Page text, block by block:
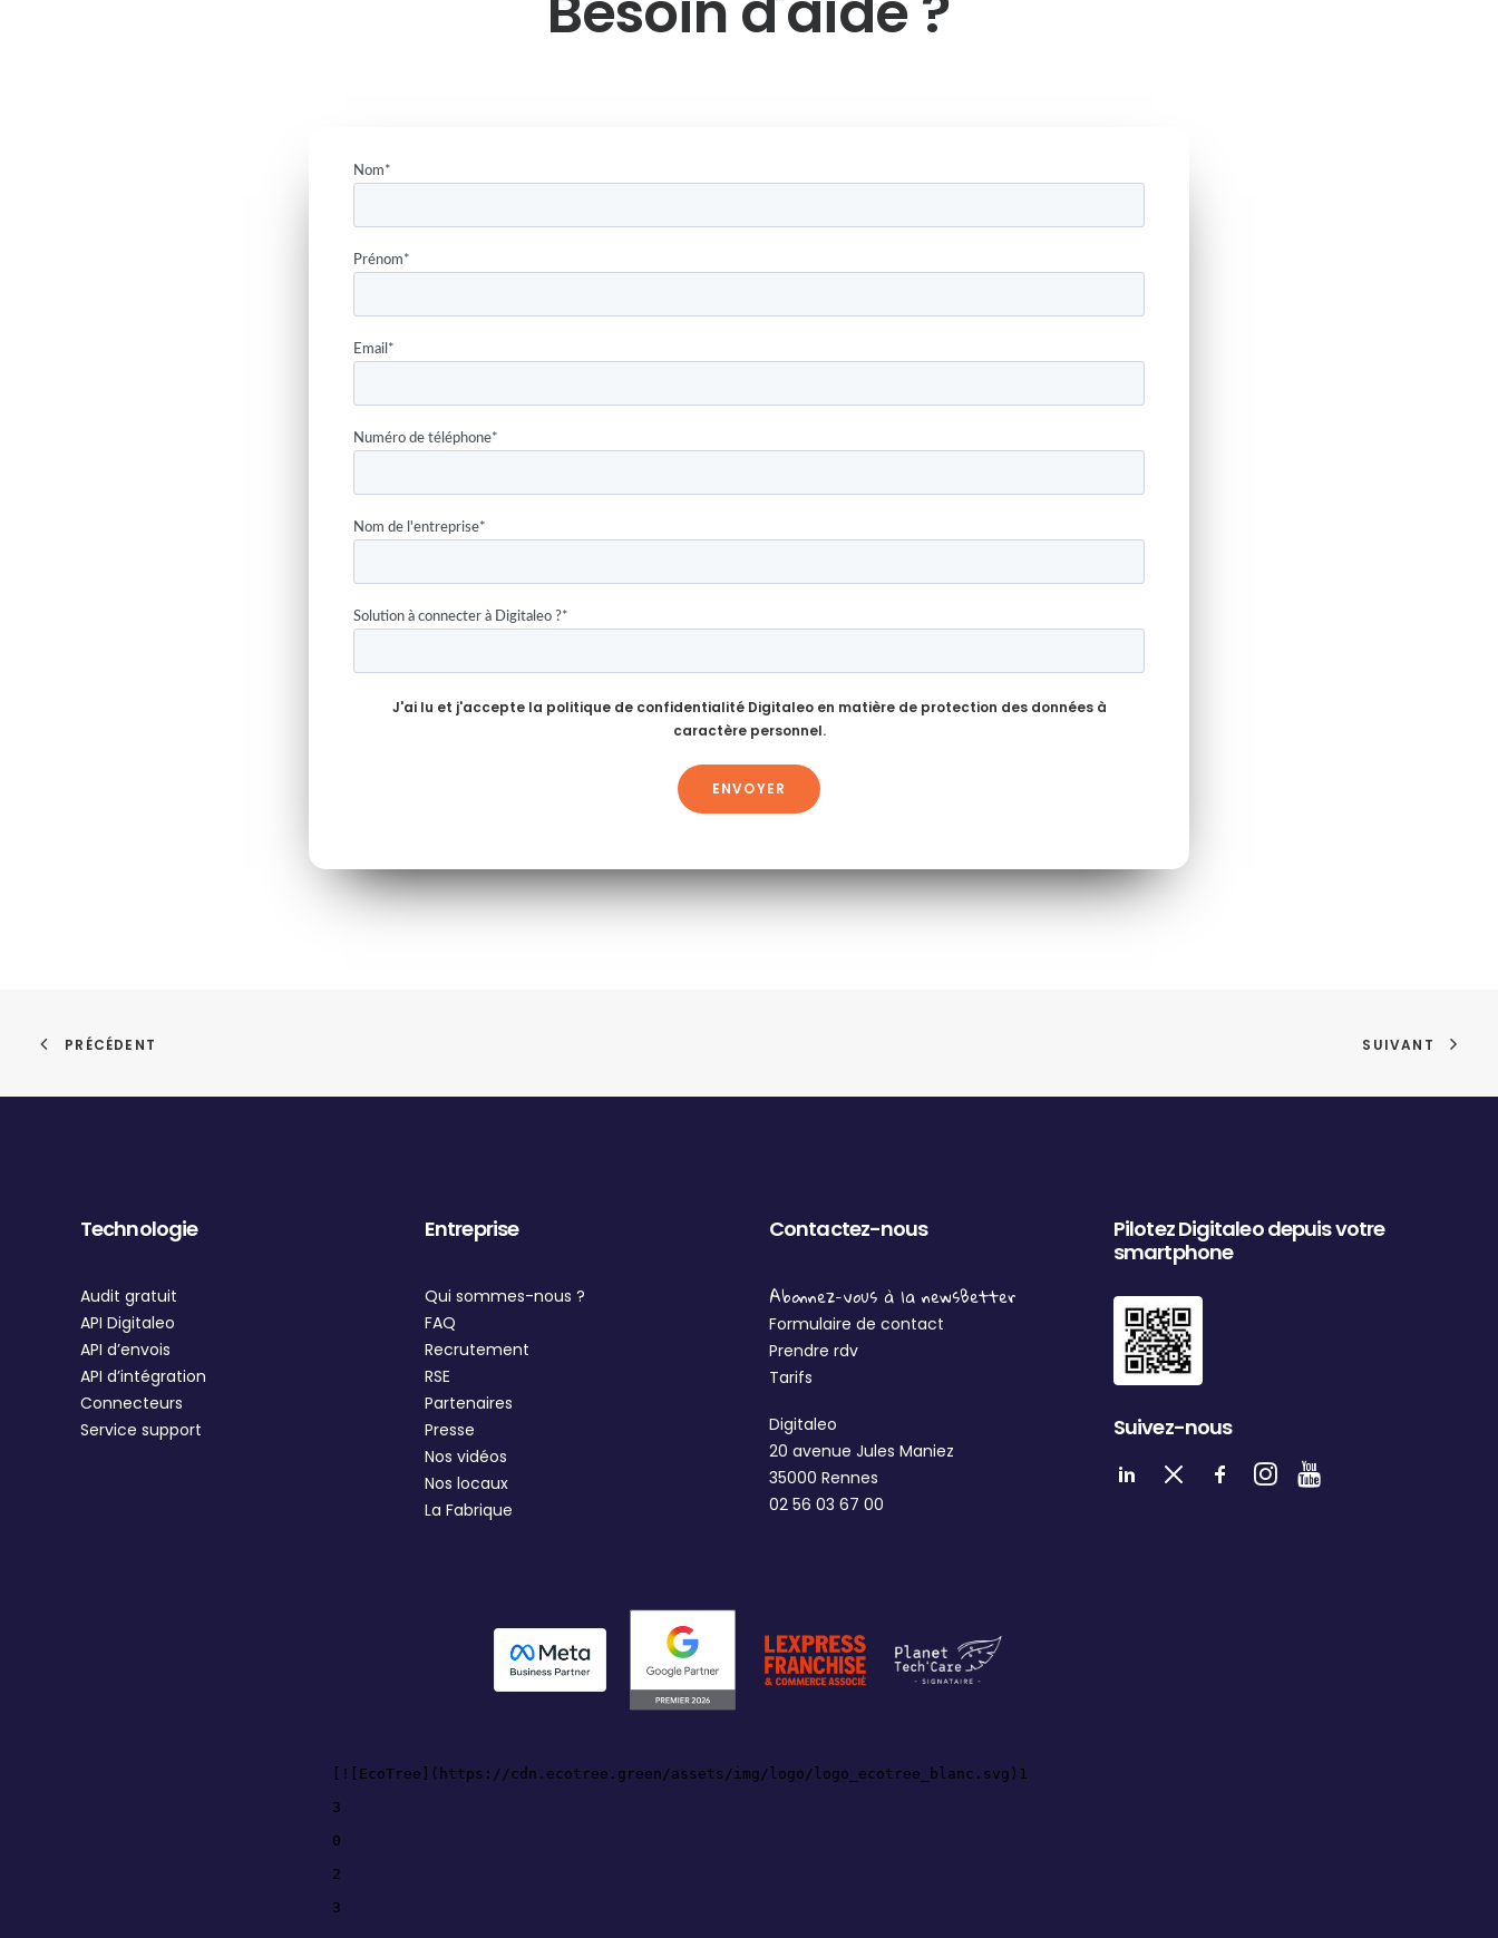
Nom*
Prénom*
Email *
Numéro de téléphone*
Nom de l'entreprise*
Solution à connecter à Digitaleo ?*
J'ai lu et j'accepte la politique de confidentialité Digitaleoen matière de protection des données à
caractère personnel.
PRÉCÉDENT SUIVANT
Technologie
Audit gratuit
API Digitaleo
API d’envois
API d’intégration
Connecteurs
Service support
Entreprise
Qui sommes-nous ?
FAQ
Recrutement
RSE
Partenaires
Presse
Nos vidéos
Nos locaux
La Fabrique
Contactez-nous
Abonnez-vous à la newsBetter
Formulaire de contact
Prendre rdv
Tarifs
Digitaleo
20 avenue Jules Maniez
35000 Rennes
02 56 03 67 00
Pilotez Digitaleo depuis votre
smartphone
Suivez-nous